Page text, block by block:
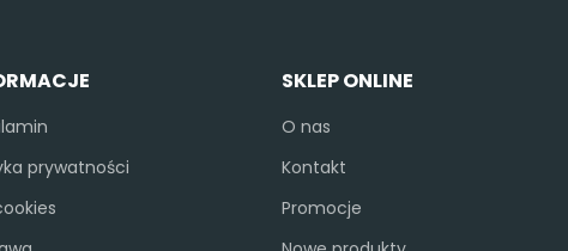
prywatności
SKLEP ONLINE
O nas
Kontakt
Promocje